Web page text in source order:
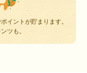
イントが貯まります。
ツも。